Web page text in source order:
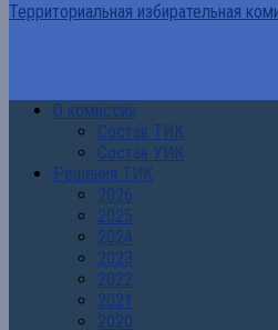
Территориальная избирательная
О комиссии
Состав ТИК
Состав УИК
Решения ТИК
2026
2025
2024
2023
2022
2021
2020